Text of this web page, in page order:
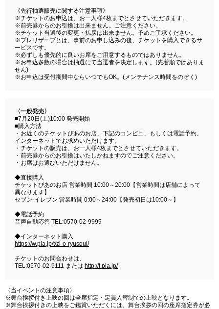
《先行抽選販売に関する注意事項》
※チケットのお申込は、お一人様4枚までとさせていただきます。
※前売券からのお引換は出来ません。ご注意ください。
※チケット当選後の変更・払戻は出来ません。予めご了承ください。
※プレリザーブとは、事前のお申し込みの後、チケットを購入できるサ
ービスです。
※必ずしも優先的に良いお席をご用意するものではありません。
※お申込多数の場合は抽選にて当選者を決定します。(先着順ではありま
せん)
※お申込は受付期間中ならいつでもOK。(メンテナンス時間をのぞく)
〈一般発売〉
■7月20日(土)10:00 発売開始
■購入方法
・お近くのチケットぴあのお店、下記のコンビニ、もしくは電話予約、
インターネットでお求めいただけます。
・チケットの販売は、お一人様4枚までとさせていただきます。
・前売券からのお引換はいたしかねますのでご注意ください。
・お席はお選びいただけません。
◆直接購入
チケットぴあのお店 営業時間 10:00～20:00【営業時間は店舗によって
異なります】
セブン‐イレブン 営業時間 0:00～24:00【発売初日は10:00～】
◆電話予約
音声自動応答 TEL:0570-02-9999
◆インターネット購入
https://w.pia.jp/t/zi-o-ryusoul/
チケットのお問合わせは、
TEL:0570-02-9111 または http://t.pia.jp/
〈当イベントの注意事項〉
※舞台挨拶付き上映の回は全席指定・定員入替制での上映となります。
※舞台挨拶付きの上映をご鑑賞いただくには、舞台挨拶の回の座席指定券が必